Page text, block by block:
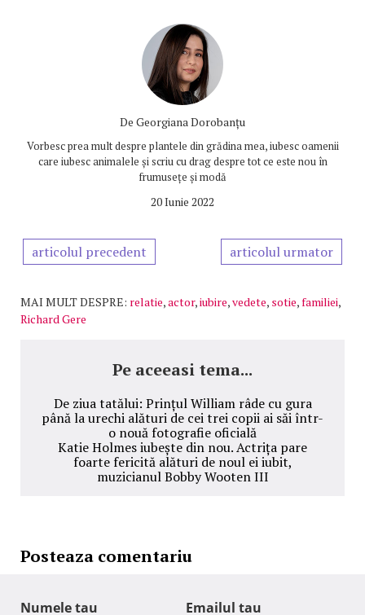
De Georgiana Dorobanțu
Vorbesc prea mult despre plantele din grădina mea, iubesc oamenii
care iubesc animalele și scriu cu drag despre tot ce este nou în
frumusețe și modă
20 Iunie 2022
articolul precedent articolul urmator
MAI MULT DESPRE: relatie,actor,iubire,vedete, sotie,familiei,
Richard Gere
Pe aceeasi tema...
De ziua tatălui: Prințul William râde cu gura
până la urechi alături de cei trei copii ai săi într-
o nouă fotografie oficială
Katie Holmes iubește din nou. Actrița pare
foarte fericită alături de noul ei iubit,
muzicianul Bobby Wooten III
Posteaza comentariu
Numele tau Emailul tau